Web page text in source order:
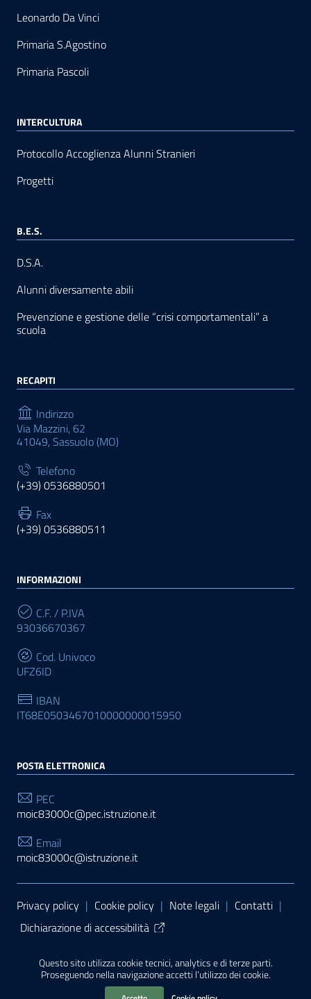
Questo sito utilizza cookie tecnici, analytics e di terze parti.
Proseguendo nella navigazione accetti l’utilizzo dei cookie.
Leonardo Da Vinci
Primaria S.Agostino
Primaria Pascoli
INTERCULTURA
Protocollo Accoglienza Alunni Stranieri
Progetti
B.E.S.
D.S.A.
Alunni diversamente abili
Prevenzione e gestione delle “crisi comportamentali” a
scuola
RECAPITI
Indirizzo
Via Mazzini, 62
41049, Sassuolo (MO)
Telefono
(+39) 0536880501
Fax
(+39) 0536880511
INFORMAZIONI
C.F. / P.IVA
93036670367
Cod. Univoco
UFZ6ID
IBAN
IT68E0503467010000000015950
POSTA ELETTRONICA
PEC
moic83000c@pec.istruzione.it
Email
moic83000c@istruzione.it
Sezione Link Utili
Privacy policy | Cookie policy | Note legali | Contatti |
Dichiarazione di accessibilità
PA di AgID
| Realizzato con WordPress
da